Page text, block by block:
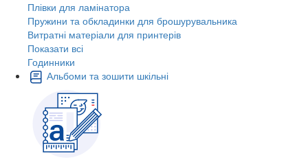
Плівки для ламінатора
Пружини та обкладинки для брошурувальника
Витратні матеріали для принтерів
Показати всі
Годинники
Альбоми та зошити шкільні